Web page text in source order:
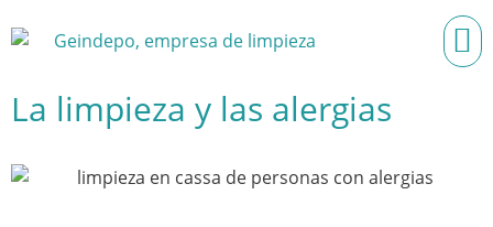
La limpieza y las alergias